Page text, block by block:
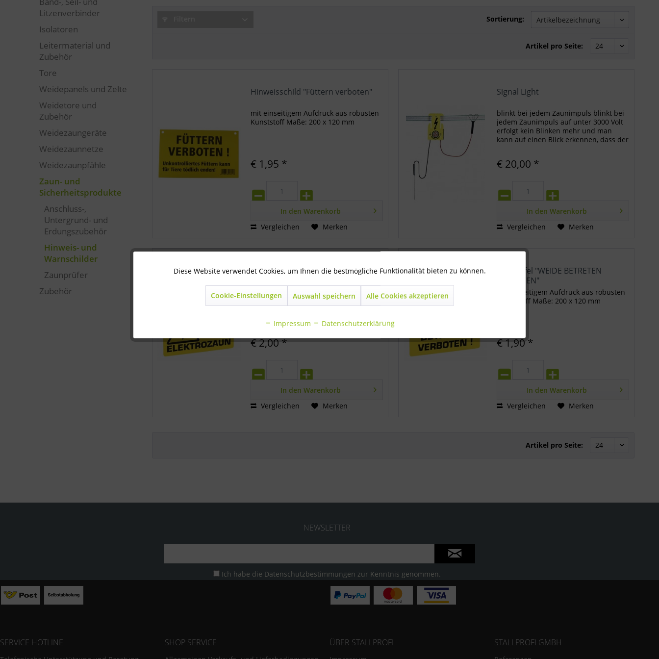
Litzenverbinder
Isolatoren
Leitermaterial und
Zubehör
Tore
Weidepanels und Zelte
Weidetore und
Zubehör
Weidezaungeräte
Weidezaunnetze
Weidezaunpfähle
Zaun- und
Sicherheitsprodukte
Anschluss-,
Untergrund- und
Erdungszubehör
Hinweis- und
Warnschilder
Zaunprüfer
Zubehör
Sortierung:
Artikel pro Seite:
Hinweisschild "Füttern verboten"
mit einseitigem Aufdruck aus robusten
Kunststoff Maße: 200 x 120 mm
€ 1,95 *
In den Warenkorb
Vergleichen
Merken
Signal Light
blinkt bei jedem Zaunimpuls blinkt bei
jedem Zaunimpuls auf unter 3000 Volt
erfolgt kein Blinken mehr und man
kann auf einen Blick erkennen, dass der
Weidezauns...
€ 20,00 *
In den Warenkorb
Vergleichen
Merken
Warntafel "Vorsicht Elektrozaun"
mit beidseitigem Aufdruck aus
robusten Kunststoff Maße: 200 x 120
€ 2,00 *
In den Warenkorb
Vergleichen
Merken
Warntafel "WEIDE BETRETEN
VERBOTEN"
mit einseitigem Aufdruck aus robusten
Kunststoff Maße: 200 x 120 mm
€ 1,90 *
In den Warenkorb
Vergleichen
Merken
Artikel pro Seite:
NEWSLETTER
Ich habe die Datenschutzbestimmungen zur Kenntnis genommen.
SERVICE HOTLINE SHOP SERVICE ÜBER STALLPROFI STALLPROFI GMBH
Technisch notwendig Aktiv
Diese Website verwendet Cookies, um Ihnen die bestmögliche Funktionalität bieten zu können.
Cookie-Einstellungen Auswahl speichern Alle Cookies akzeptieren
Impressum Datenschutzerklärung